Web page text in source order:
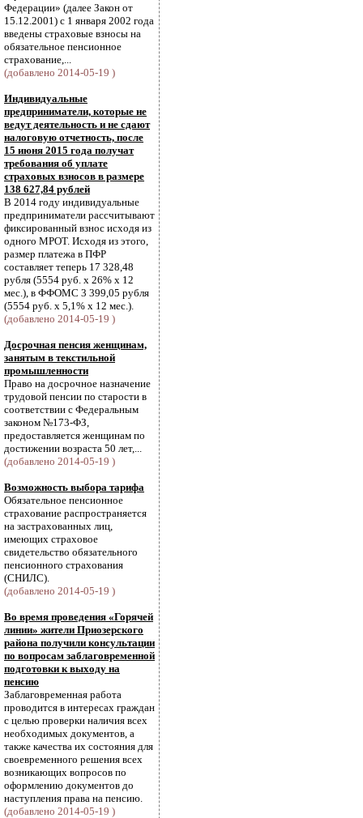
Федерации» (далее Закон от
15.12.2001) с 1 января 2002 года
введены страховые взносы на
обязательное пенсионное
страхование,...
(добавлено 2014-05-19 )
Индивидуальные
предприниматели, которые не
ведут деятельность и не сдают
налоговую отчетность, после
15 июня 2015 года получат
требования об уплате
страховых взносов в размере
138 627,84 рублей
В 2014 году индивидуальные
предприниматели рассчитывают
фиксированный взнос исходя из
одного МРОТ. Исходя из этого,
размер платежа в ПФР
составляет теперь 17 328,48
рубля (5554 руб. х 26% х 12
мес.), в ФФОМС 3 399,05 рубля
(5554 руб. х 5,1% х 12 мес.).
(добавлено 2014-05-19 )
Досрочная пенсия женщинам,
занятым в текстильной
промышленности
Право на досрочное назначение
трудовой пенсии по старости в
соответствии с Федеральным
законом №173-ФЗ,
предоставляется женщинам по
достижении возраста 50 лет,...
(добавлено 2014-05-19 )
Возможность выбора тарифа
Обязательное пенсионное
страхование распространяется
на застрахованных лиц,
имеющих страховое
свидетельство обязательного
пенсионного страхования
(СНИЛС).
(добавлено 2014-05-19 )
Во время проведения «Горячей
линии» жители Приозерского
района получили консультации
по вопросам заблаговременной
подготовки к выходу на
пенсию
Заблаговременная работа
проводится в интересах граждан
с целью проверки наличия всех
необходимых документов, а
также качества их состояния для
своевременного решения всех
возникающих вопросов по
оформлению документов до
наступления права на пенсию.
(добавлено 2014-05-19 )